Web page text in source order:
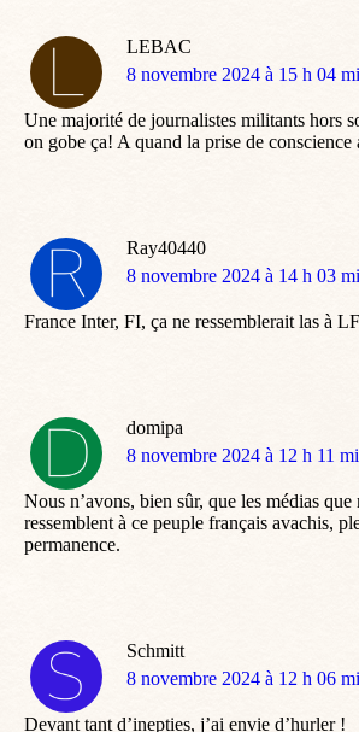
LEBAC
dit
8 novembre 2024 à 15 h 04
Une majorité de journalistes militants hors
on gobe ça! A quand la prise de conscience
Ray40440
dit
8 novembre 2024 à 14 h 03
France Inter, FI, ça ne ressemblerait las à
domipa
dit
8 novembre 2024 à 12 h 11
Nous n’avons, bien sûr, que les médias
ressemblent à ce peuple français avachis,
permanence.
Schmitt
dit
8 novembre 2024 à 12 h 06
Devant tant d’inepties, j’ai envie d’hurler !